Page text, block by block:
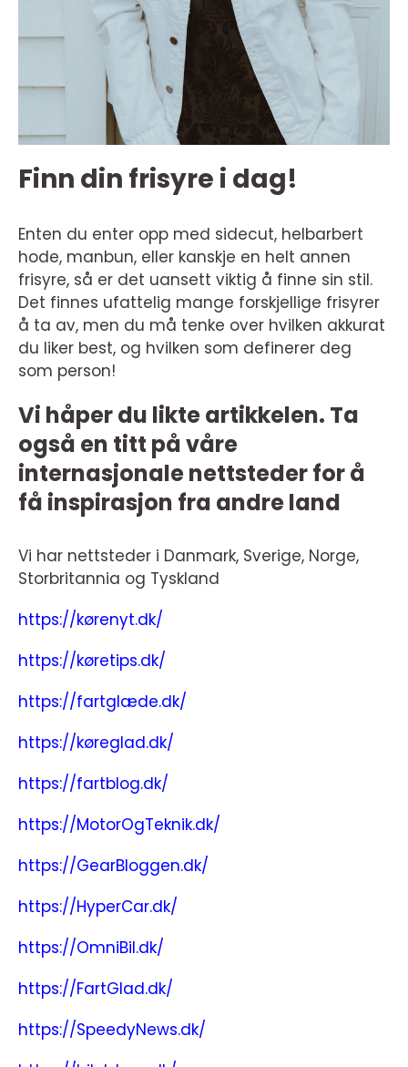
Finn din frisyre i dag!
Enten du enter opp med sidecut, helbarbert
hode, manbun, eller kanskje en helt annen
frisyre, så er det uansett viktig å finne sin stil.
Det finnes ufattelig mange forskjellige frisyrer
å ta av, men du må tenke over hvilken akkurat
du liker best, og hvilken som definerer deg
som person!
Vi håper du likte artikkelen. Ta
også en titt på våre
internasjonale nettsteder for å
få inspirasjon fra andre land
Vi har nettsteder i Danmark, Sverige, Norge,
Storbritannia og Tyskland
https://kørenyt.dk/
https://køretips.dk/
https://fartglæde.dk/
https://køreglad.dk/
https://fartblog.dk/
https://MotorOgTeknik.dk/
https://GearBloggen.dk/
https://HyperCar.dk/
https://OmniBil.dk/
https://FartGlad.dk/
https://SpeedyNews.dk/